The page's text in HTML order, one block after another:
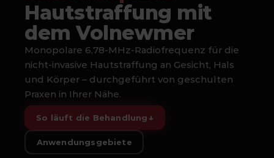
Hautstraffung mit
dem Volnewmer
Monopolare 6,78-MHz-Radiofrequenz für die
nicht-invasive Hautstraffung an Gesicht, Hals
und Körper – durchgeführt von geschulten
Praxen in Ihrer Nähe.
So läuft die Behandlung↓
Anwendungsgebiete